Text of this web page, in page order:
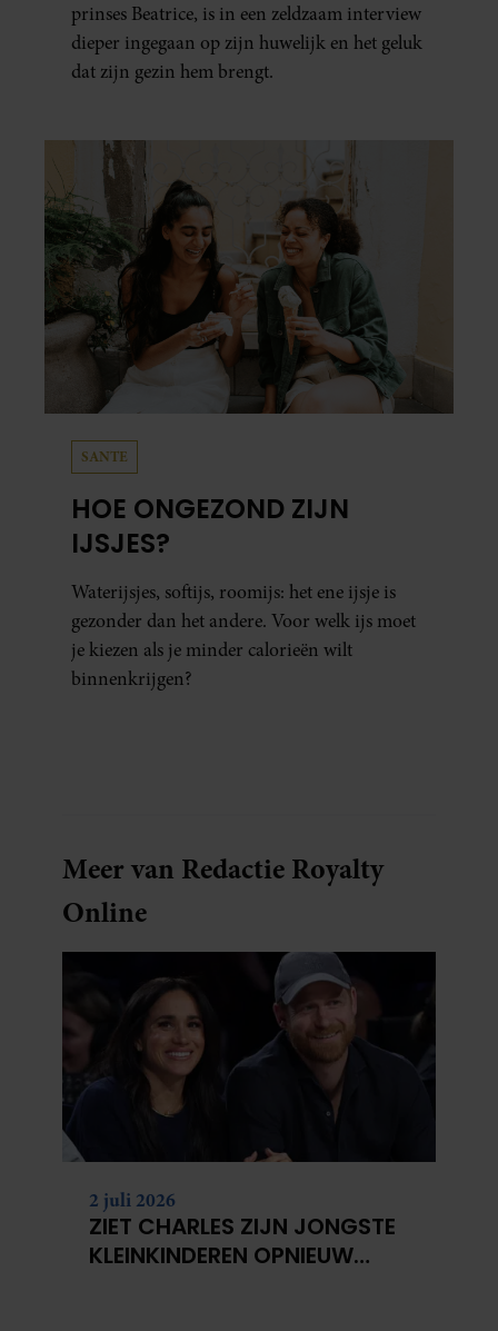
prinses Beatrice, is in een zeldzaam interview
dieper ingegaan op zijn huwelijk en het geluk
dat zijn gezin hem brengt.
SANTE
HOE ONGEZOND ZIJN
IJSJES?
Waterijsjes, softijs, roomijs: het ene ijsje is
gezonder dan het andere. Voor welk ijs moet
je kiezen als je minder calorieën wilt
binnenkrijgen?
Meer van Redactie Royalty
Online
2 juli 2026
ZIET CHARLES ZIJN JONGSTE
KLEINKINDEREN OPNIEUW